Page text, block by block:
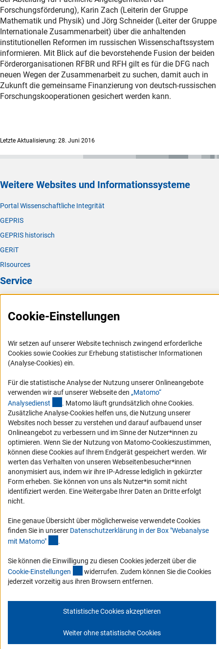
Forschungsförderung), Karin Zach (Leiterin der Gruppe
Mathematik und Physik) und Jörg Schneider (Leiter der Gruppe
Internationale Zusammenarbeit) über die anhaltenden
institutionellen Reformen im russischen Wissenschaftssystem
informieren. Mit Blick auf die bevorstehende Fusion der beiden
Förderorganisationen RFBR und RFH gilt es für die DFG nach
neuen Wegen der Zusammenarbeit zu suchen, damit auch in
Zukunft die gemeinsame Finanzierung von deutsch-russischen
Forschungskooperationen gesichert werden kann.
Letzte Aktualisierung: 28. Juni 2016
Weitere Websites und Informationssysteme
Portal Wissenschaftliche Integrität
GEPRIS
GEPRIS historisch
GERiT
RIsources
Service
FAQ
Logo und Corporate Design
RSS-Feeds
Vergabeverfahren
Barrierefreiheit
Service und Informationen für Menschen mit Behinderungen
Erklärung zur Barrierefreiheit
Barriere melden
DFG-aktuell
Erhalten Sie Neuigkeiten aus der DFG direkt in Ihr Mailpostfach oder
schauen Sie sich die Ausgaben online an.
Zum Newsletter
Impressum Datenschutz Cookie-Einstellungen
Cookie-Einstellungen
Wir setzen auf unserer Website technisch zwingend erforderliche
Cookies sowie Cookies zur Erhebung statistischer Informationen
(Analyse-Cookies) ein.
Für die statistische Analyse der Nutzung unserer Onlineangebote
verwenden wir auf unserer Webseite den „Matomo“
Analysedienst (externer Link)
. Matomo läuft grundsätzlich ohne Cookies.
Zusätzliche Analyse-Cookies helfen uns, die Nutzung unserer
Websites noch besser zu verstehen und darauf aufbauend unser
Onlineangebot zu verbessern und im Sinne der Nutzer*innen zu
optimieren. Wenn Sie der Nutzung von Matomo-Cookieszustimmen,
können diese Cookies auf Ihrem Endgerät gespeichert werden. Wir
werten das Verhalten von unseren Webseitenbesucher*innen
anonymisiert aus, indem wir ihre IP-Adresse lediglich in gekürzter
Form erheben. Sie können von uns als Nutzer*in somit nicht
identifiziert werden. Eine Weitergabe Ihrer Daten an Dritte erfolgt
nicht.
Eine genaue Übersicht über möglicherweise verwendete Cookies
finden Sie in unserer Datenschutzerklärung in der Box "Webanalyse
mit Matomo" .
Sie können die Einwilligung zu diesen Cookies jederzeit über die
Cookie-Einstellungen (interner Link)
widerrufen. Zudem können Sie die Cookies
jederzeit vorzeitig aus ihren Browsern entfernen.
Statistische Cookies akzeptieren
Weiter ohne statistische Cookies